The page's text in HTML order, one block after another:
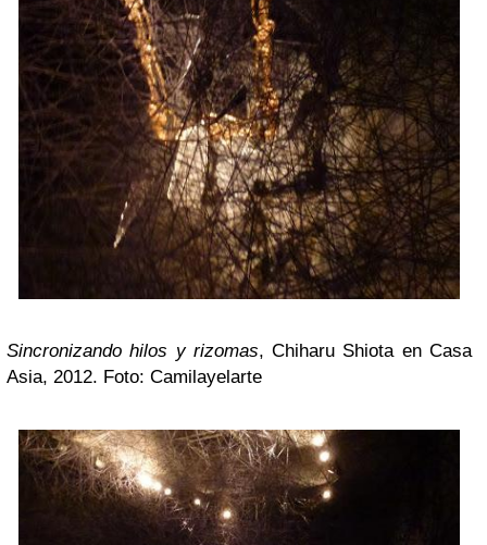
Sincronizando hilos y rizomas, Chiharu Shiota en Casa
Asia, 2012. Foto: Camilayelarte